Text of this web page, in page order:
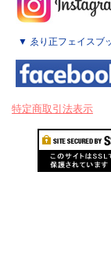
▼ ゑり正フェイスブ
特定商取引法表示